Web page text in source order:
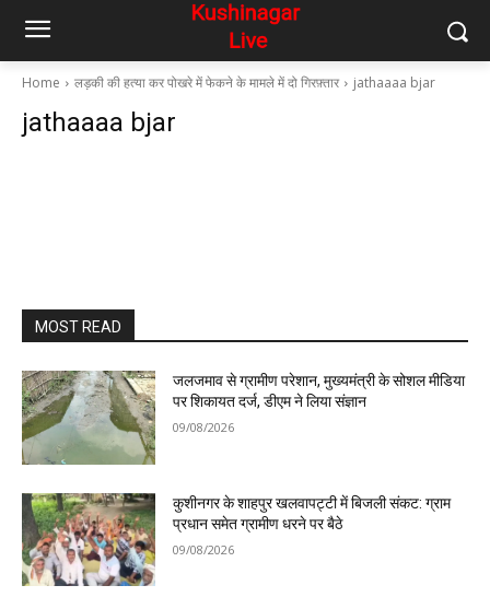
Home लड़की की हत्या कर पोखरे में फेकने के मामले में दो गिरफ़्तार jathaaaa bjar
jathaaaa bjar
MOST READ
जलजमाव से ग्रामीण परेशान, मुख्यमंत्री के सोशल मीडिया
पर शिकायत दर्ज, डीएम ने लिया संज्ञान
09/08/2026
कुशीनगर के शाहपुर खलवापट्टी में बिजली संकट: ग्राम
प्रधान समेत ग्रामीण धरने पर बैठे
09/08/2026